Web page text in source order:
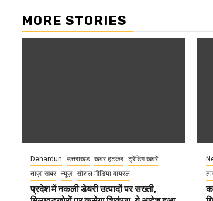
MORE STORIES
Dehardun उत्तराखंड खबर हटकर ट्रेंडिंग खबरें
ताज़ा ख़बर न्यूज़ सोशल मीडिया वायरल
प्रदेश में नकली डेयरी उत्पादों पर सख्ती,